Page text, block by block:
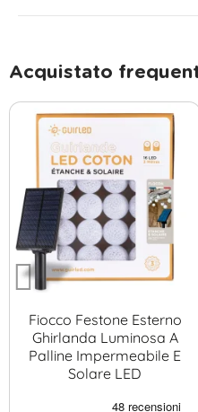
Acquistato
Fiocco Festone Esterno
Ghirlanda Luminosa A
Palline Impermeabile E
Solare LED